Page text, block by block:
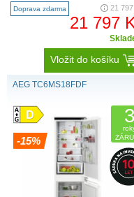
horní části opatřena dalším
úložným prostorem ..
Doprava zdarma 21
21 797
Vložit do košíku
AEG TC6MS18FDF
-15%
3